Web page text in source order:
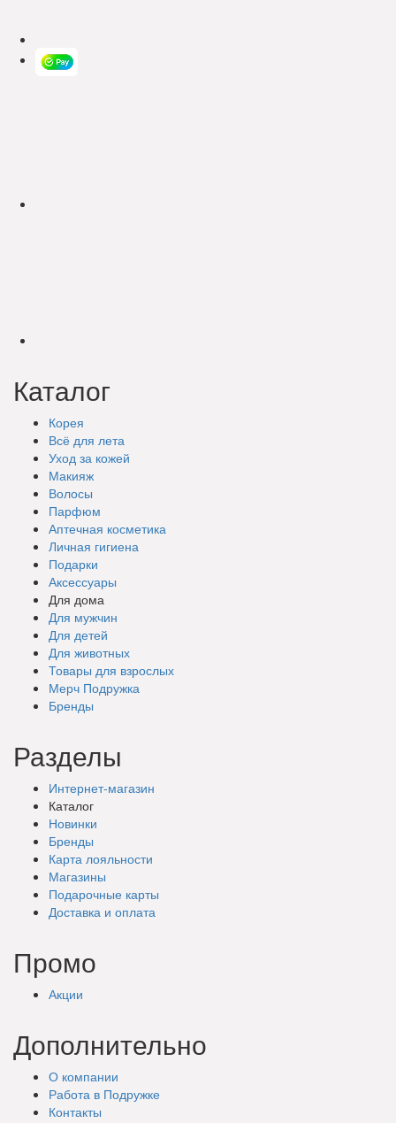
Каталог
Корея
Всё для лета
Уход за кожей
Макияж
Волосы
Парфюм
Аптечная косметика
Личная гигиена
Подарки
Аксессуары
Для дома
Для мужчин
Для детей
Для животных
Товары для взрослых
Мерч Подружка
Бренды
Разделы
Интернет-магазин
Каталог
Новинки
Бренды
Карта лояльности
Магазины
Подарочные карты
Доставка и оплата
Промо
Акции
Дополнительно
О компании
Работа в Подружке
Контакты